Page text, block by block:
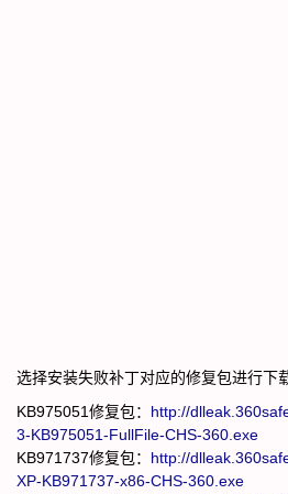
选择安装失败补丁对应的修复包进行下
KB975051修复包： http://
3-KB975051-FullFile-CHS-360.exe
KB971737修复包： http://
XP-KB971737-x86-CHS-360.exe